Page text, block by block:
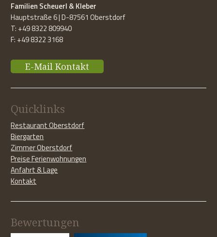
Familien Scheuerl & Kleber
Hauptstraße 6 | D-87561 Oberstdorf
T: +49 8322 809940
F: +49 8322 3168
E-Mail Kontakt
Quicklinks
Restaurant Oberstdorf
Biergarten
Zimmer Oberstdorf
Preise Ferienwohnungen
Anfahrt & Lage
Kontakt
Bewertungen